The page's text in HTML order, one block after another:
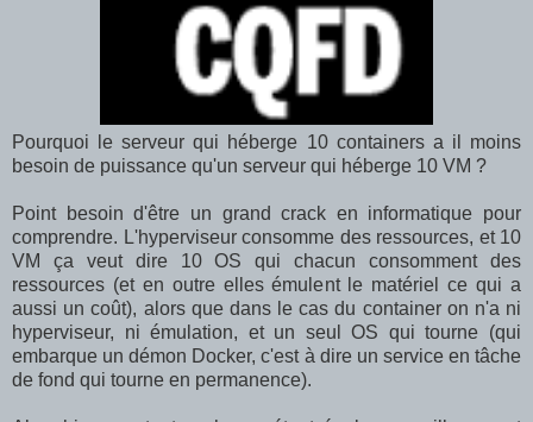
Pourquoi le serveur qui héberge 10 containers a il moins
besoin de puissance qu'un serveur qui héberge 10 VM ?
Point besoin d'être un grand crack en informatique pour
comprendre. L'hyperviseur consomme des ressources, et 10
VM ça veut dire 10 OS qui chacun consomment des
ressources (et en outre elles émulent le matériel ce qui a
aussi un coût), alors que dans le cas du container on n'a ni
hyperviseur, ni émulation, et un seul OS qui tourne (qui
embarque un démon Docker, c'est à dire un service en tâche
de fond qui tourne en permanence).